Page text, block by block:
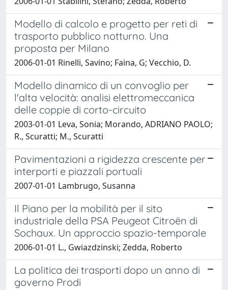
Modello di calcolo e progetto per reti di
trasporto pubblico notturno. Una
proposta per Milano
2006-01-01 Rinelli, Savino; Faina, G; Vecchio, D.
Modello dinamico di un convoglio per
l'alta velocità: analisi elettromeccanica
delle coppie di corto-circuito
2003-01-01 Leva, Sonia; Morando, ADRIANO PAOLO;
R., Scuratti; M., Scuratti
Pavimentazioni a rigidezza crescente per
interporti e piazzali portuali
2007-01-01 Lambrugo, Susanna
Il Piano per la mobilità per il sito
industriale della PSA Peugeot Citroën di
Sochaux. Un approccio spazio-temporale
2006-01-01 L., Gwiazdzinski; Zedda, Roberto
La politica dei trasporti dopo un anno di
governo Prodi